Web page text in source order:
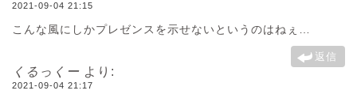
2021-09-04 21:15
こんな風にしかプレゼンスを示せないというのはねぇ…
返信
くるっくー より:
2021-09-04 21:17